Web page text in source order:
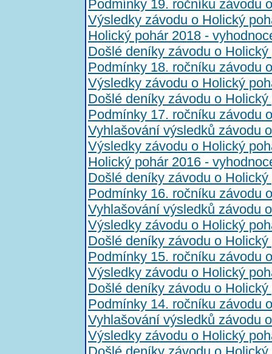
Podmínky 19. ročníku závodu
Výsledky závodu o Holický
Holický pohár 2018 -
Došlé deníky závodu o Holický
Podmínky 18. ročníku závodu
Výsledky závodu o Holický
Došlé deníky závodu o Holický
Podmínky 17. ročníku závodu
Vyhlašování výsledků závodu
Výsledky závodu o Holický
Holický pohár 2016 -
Došlé deníky závodu o Holický
Podmínky 16. ročníku závodu
Vyhlašování výsledků závodu
Výsledky závodu o Holický
Došlé deníky závodu o Holický
Podmínky 15. ročníku závodu
Výsledky závodu o Holický
Došlé deníky závodu o Holický
Podmínky 14. ročníku závodu
Vyhlašování výsledků závodu
Výsledky závodu o Holický